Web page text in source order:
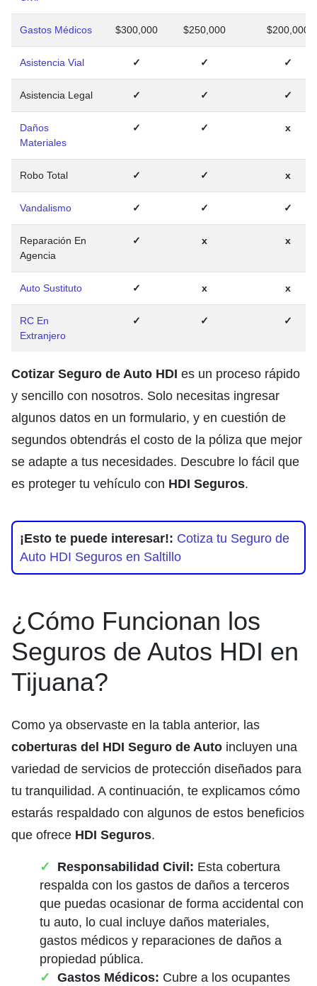
Gastos Médicos $300,000 $250,000 $200,000
Asistencia Vial ✓ ✓ ✓
Asistencia Legal ✓ ✓ ✓
Daños
Materiales
✓ ✓ x
Robo Total ✓ ✓ x
Vandalismo ✓ ✓ ✓
Reparación En
Agencia
✓ x x
Auto Sustituto ✓ x x
RC En
Extranjero
✓ ✓ ✓
Cotizar Seguro de Auto HDI es un proceso rápido
y sencillo con nosotros. Solo necesitas ingresar
algunos datos en un formulario, y en cuestión de
segundos obtendrás el costo de la póliza que mejor
se adapte a tus necesidades. Descubre lo fácil que
es proteger tu vehículo con HDI Seguros.
¡Esto te puede interesar!: Cotiza tu Seguro de
Auto HDI Seguros en Saltillo
¿Cómo Funcionan los
Seguros de Autos HDI en
Tijuana?
Como ya observaste en la tabla anterior, las
coberturas del HDI Seguro de Auto incluyen una
variedad de servicios de protección diseñados para
tu tranquilidad. A continuación, te explicamos cómo
estarás respaldado con algunos de estos beneficios
que ofrece HDI Seguros.
Responsabilidad Civil: Esta cobertura
respalda con los gastos de daños a terceros
que puedas ocasionar de forma accidental con
tu auto, lo cual incluye daños materiales,
gastos médicos y reparaciones de daños a
propiedad pública.
Gastos Médicos: Cubre a los ocupantes